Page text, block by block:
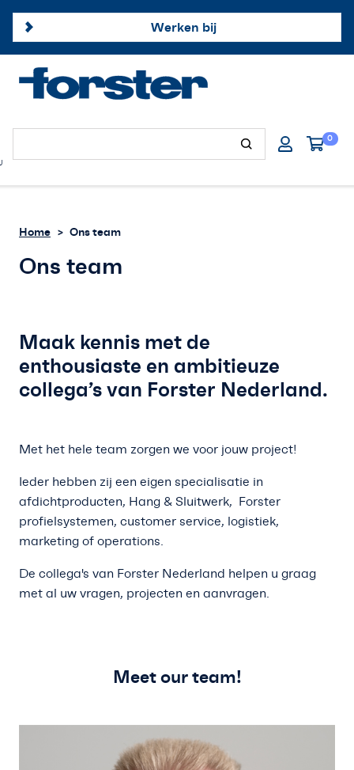
Forster profielen
Hang- & sluitwerk
Vakkennis
Contact
Werken bij
0
Home Ons team
Ons team
Maak kennis met de
enthousiaste en ambitieuze
collega’s van Forster Nederland.
Met het hele team zorgen we voor jouw project!
Ieder hebben zij een eigen specialisatie in
afdichtproducten, Hang & Sluitwerk, Forster
profielsystemen, customer service, logistiek,
marketing of operations.
De collega's van Forster Nederland helpen u graag
met al uw vragen, projecten en aanvragen.
Meet our team!